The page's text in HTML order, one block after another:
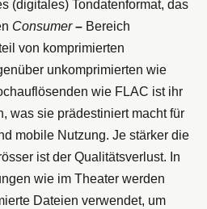
(digitales) Tondatenformat, das
Consumer– Bereich
von komprimierten
unkomprimierten wie
wie FLAC ist ihr
was sie prädestiniert macht für
mobile Nutzung. Je stärker die
ist der Qualitätsverlust. In
wie im Theater werden
Dateien verwendet, um